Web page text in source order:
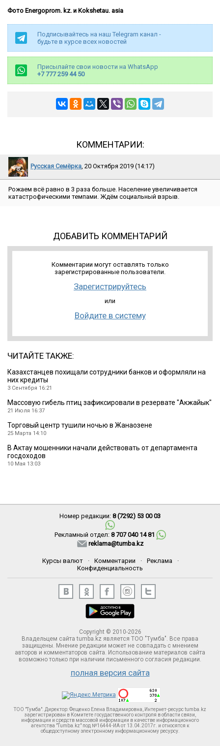
Фото Energoprom. kz. и Kokshetau. asia
Подписывайтесь на наш Telegram канал -
будьте в курсе всех новостей
Присылайте свои новости на WhatsApp
+7 777 259 44 50
КОММЕНТАРИИ:
Русская Семёрка, 20 Октября 2019 (14:17)
Рожаем всё равно в 3 раза больше. Население увеличивается
катастрофическими темпами. Ждём социальный взрыв.
ДОБАВИТЬ КОММЕНТАРИЙ
Комментарии могут оставлять только
зарегистрированные пользователи.
Зарегистрируйтесь
или
Войдите в систему
ЧИТАЙТЕ ТАКЖЕ:
Казахстанцев похищали сотрудники банков и оформляли на
них кредиты
3 Сентября 16:21
Массовую гибель птиц зафиксировали в резервате ″Акжайык″
21 Июля 16:37
Торговый центр тушили ночью в Жанаозене
25 Марта 14:10
В Актау мошенники начали действовать от департамента
госдоходов
10 Мая 13:03
Номер редакции: 8 (7292) 53 00 03
Рекламный отдел: 8 707 040 14 81
reklama@tumba.kz
Курсы валют · Комментарии · Реклама
·
Конфиденциальность
Copyright © 2010-2026
Владельцем сайта tumba.kz является ТОО "Тумба". Все права
защищены. Мнение редакции может не совпадать с мнением
авторов и комментаторов сайта. Использование материалов сайта
возможно только при наличии письменного согласия редакции.
полная версия сайта
ТОО "Тумба". Директор: Фещенко Елена Владимировна, Интернет-ресурс tumba.kz
зарегистрирован в Комитете госудаственного контроля в области связи,
информации и средств массовой информации в качестве информационного
агентства "Tumba.kz" под №16444-ИА от 13.04.2017г. и относятся к
общедоступному электронному информационному ресурсу.